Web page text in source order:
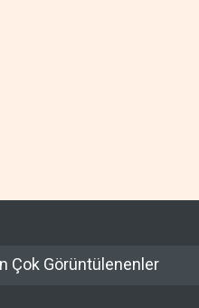
Çok Görüntülenenler